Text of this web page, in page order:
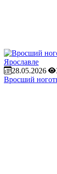
28.05.2026
Вросший